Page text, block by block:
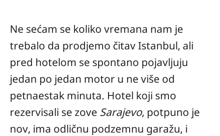
Ne sećam se koliko vremana nam je
trebalo da prodjemo čitav Istanbul, ali
pred hotelom se spontano pojavljuju
jedan po jedan motor u ne više od
petnaestak minuta. Hotel koji smo
rezervisali se zove Sarajevo, potpuno je
nov, ima odličnu podzemnu garažu, i